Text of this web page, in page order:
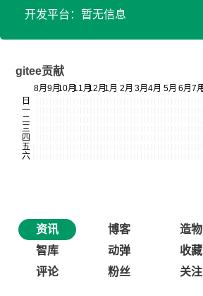
开发平台：暂无信息
gitee贡献
资讯 博客
造物
智库
动弹
收藏
评论
粉丝 关注